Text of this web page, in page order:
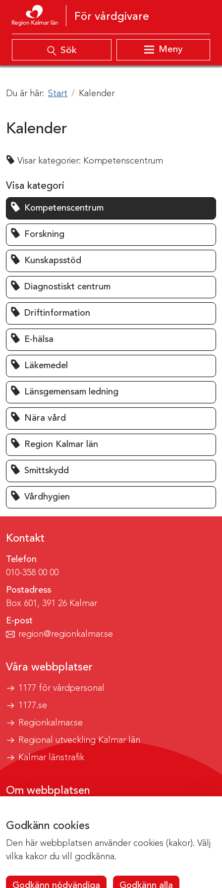
Godkänn cookies
Den här webbplatsen använder cookies (kakor). Välj
vilka kakor du vill godkänna.
Godkänn nödvändiga Godkänn alla
Hoppa till innehåll
För vårdgivare
Sök Meny
Du är här: Start Kalender
Kalender
Visar kategorier: Kompetenscentrum
Visa kategori
Kompetenscentrum
Forskning
Kunskapsstöd
Diagnostiskt centrum
Driftinformation
E-hälsa
Läkemedel
Länsgemensam ledning
Nära vård
Region Kalmar län
Smittskydd
Vårdhygien
Kontakt
Telefon
010-358 00 00
Postadress
Box 601, 391 26 Kalmar
E-post
region@regionkalmar.se
Våra webbplatser
1177 för vårdpersonal
1177.se
Regionkalmar.se
Regional utveckling Kalmar län
Kalmar länstrafik
Om webbplatsen
Om cookies
Kontakta webbredaktionen